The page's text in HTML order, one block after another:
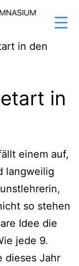
in den
in
einem auf,
lang­wei­lig
so ste­hen
Idee die
jede 9.
die­ses Jahr